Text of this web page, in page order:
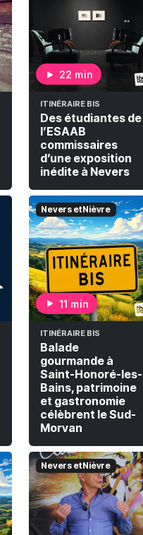
22 min
ITINÉRAIRE BIS
Des étudiantes de
l’ESAAB
commissaires
d’une exposition
inédite à Nevers
Nevers et Nièvre
11 min
ITINÉRAIRE BIS
Balade
gourmande à
Saint-Honoré-les-
Bains, patrimoine
et gastronomie
célèbrent le Sud-
Morvan
Nevers et Nièvre